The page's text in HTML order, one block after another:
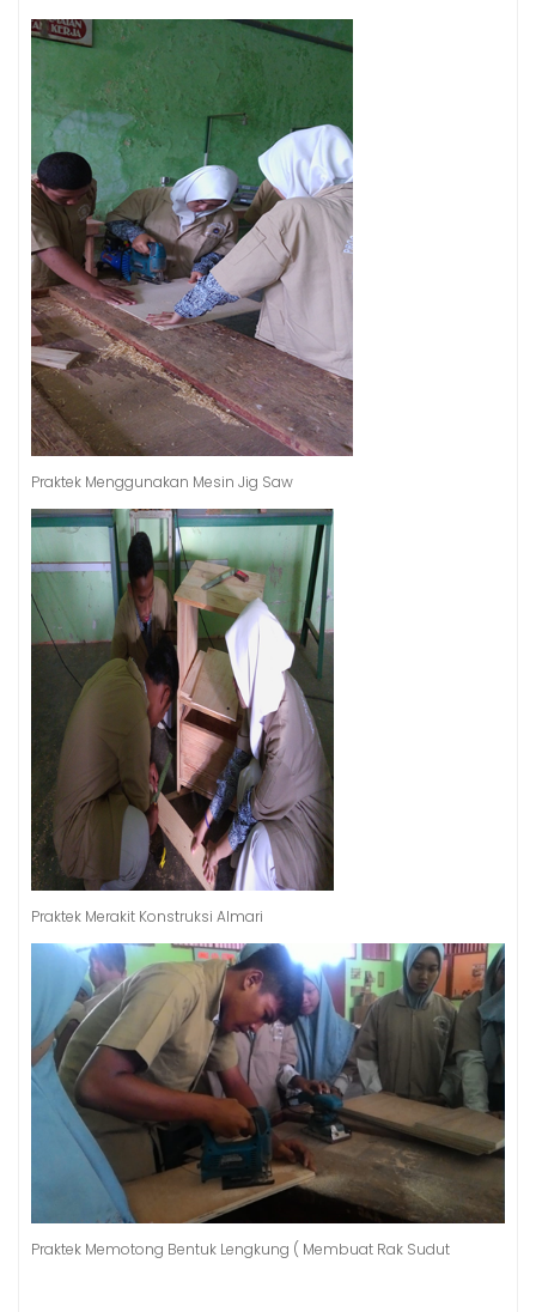
Praktek Menggunakan Mesin Jig Saw
Praktek Merakit Konstruksi Almari
Praktek Memotong Bentuk Lengkung ( Membuat Rak Sudut